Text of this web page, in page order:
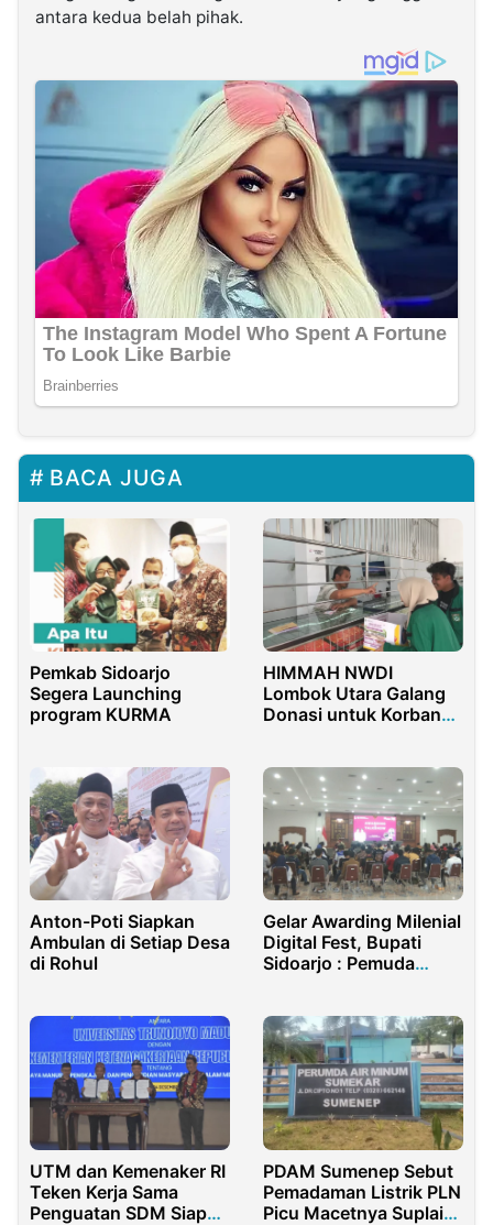
antara kedua belah pihak.
BACA JUGA
Pemkab Sidoarjo
Segera Launching
program KURMA
HIMMAH NWDI
Lombok Utara Galang
Donasi untuk Korban
Anton-Poti Siapkan
Ambulan di Setiap Desa
di Rohul
Gelar Awarding Milenial
Digital Fest, Bupati
Sidoarjo : Pemuda
UTM dan Kemenaker RI
Teken Kerja Sama
Penguatan SDM Siap
PDAM Sumenep Sebut
Pemadaman Listrik PLN
Picu Macetnya Suplai